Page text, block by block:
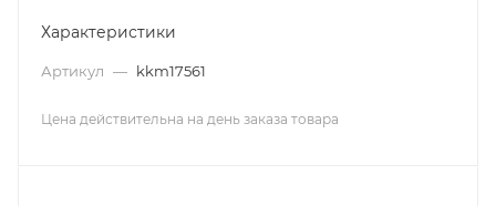
Характеристики
Артикул — kkm17561
Цена действительна на день заказа товара